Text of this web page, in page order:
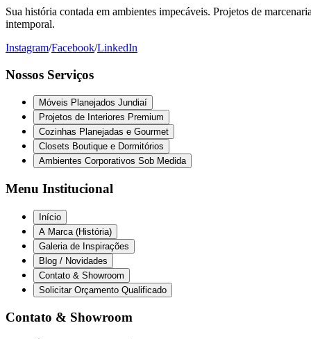
Sua história contada em ambientes impecáveis. Projetos de
intemporal.
Instagram/Facebook/LinkedIn
Nossos Serviços
Móveis Planejados Jundiaí
Projetos de Interiores Premium
Cozinhas Planejadas e Gourmet
Closets Boutique e Dormitórios
Ambientes Corporativos Sob Medida
Menu Institucional
Início
A Marca (História)
Galeria de Inspirações
Blog / Novidades
Contato & Showroom
Solicitar Orçamento Qualificado
Contato & Showroom